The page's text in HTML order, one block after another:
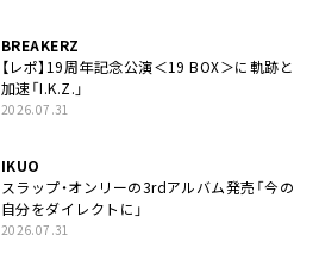
BREAKERZ
【レポ】19周年記念公演＜19 BOX＞に軌跡と
加速「I.K.Z.」
2026.07.31
IKUO
スラップ・オンリーの3rdアルバム発売「今の
自分をダイレクトに」
2026.07.31